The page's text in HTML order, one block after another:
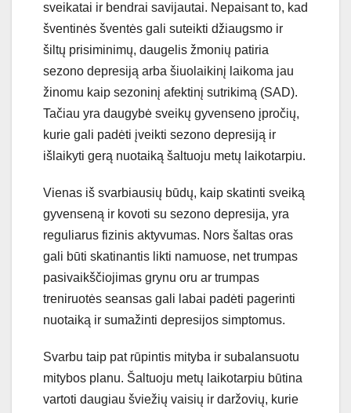
sveikatai ir bendrai savijautai. Nepaisant to, kad
šventinės šventės gali suteikti džiaugsmo ir
šiltų prisiminimų, daugelis žmonių patiria
sezono depresiją arba šiuolaikinį laikoma jau
žinomu kaip sezoninį afektinį sutrikimą (SAD).
Tačiau yra daugybė sveikų gyvenseno įpročių,
kurie gali padėti įveikti sezono depresiją ir
išlaikyti gerą nuotaiką šaltuoju metų laikotarpiu.
Vienas iš svarbiausių būdų, kaip skatinti sveiką
gyvenseną ir kovoti su sezono depresija, yra
reguliarus fizinis aktyvumas. Nors šaltas oras
gali būti skatinantis likti namuose, net trumpas
pasivaikščiojimas grynu oru ar trumpas
treniruotės seansas gali labai padėti pagerinti
nuotaiką ir sumažinti depresijos simptomus.
Svarbu taip pat rūpintis mityba ir subalansuotu
mitybos planu. Šaltuoju metų laikotarpiu būtina
vartoti daugiau šviežių vaisių ir daržovių, kurie